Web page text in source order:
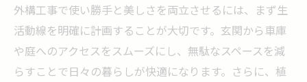
外構工事で使い勝手と美しさを両立させるには、まず生
活動線を明確に計画することが大切です。玄関から車庫
や庭へのアクセスをスムーズにし、無駄なスペースを減
らすことで日々の暮らしが快適になります。さらに、植